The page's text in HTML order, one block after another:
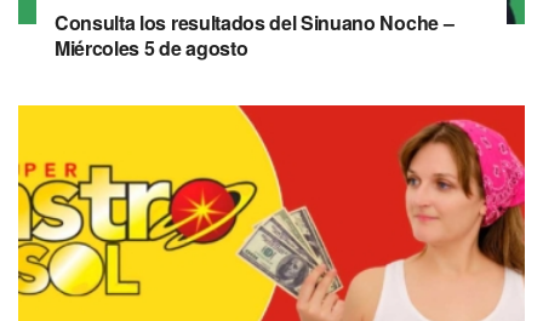
Consulta los resultados del Sinuano Noche –
Miércoles 5 de agosto